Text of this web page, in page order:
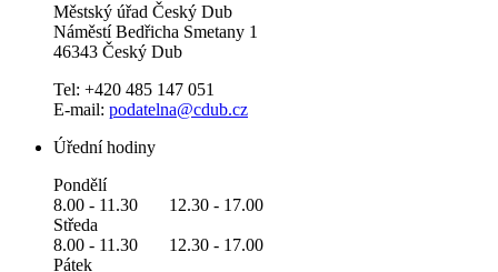
Městský úřad Český Dub
Náměstí Bedřicha Smetany 1
46343 Český Dub
Tel: +420 485 147 051
E-mail: podatelna@cdub.cz
Úřední hodiny
Pondělí
8.00 - 11.30 12.30 - 17.00
Středa
8.00 - 11.30 12.30 - 17.00
Pátek